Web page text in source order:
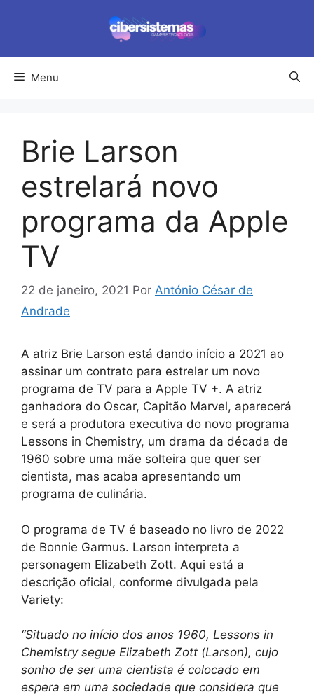
conteúdo
Menu
Brie Larson
estrelará novo
programa da Apple
TV
22 de janeiro, 2021 Por António César de
Andrade
A atriz Brie Larson está dando início a 2021 ao
assinar um contrato para estrelar um novo
programa de TV para a Apple TV +. A atriz
ganhadora do Oscar, Capitão Marvel, aparecerá
e será a produtora executiva do novo programa
Lessons in Chemistry, um drama da década de
1960 sobre uma mãe solteira que quer ser
cientista, mas acaba apresentando um
programa de culinária.
O programa de TV é baseado no livro de 2022
de Bonnie Garmus. Larson interpreta a
personagem Elizabeth Zott. Aqui está a
descrição oficial, conforme divulgada pela
Variety:
“Situado no início dos anos 1960, Lessons in
Chemistry segue Elizabeth Zott (Larson), cujo
sonho de ser uma cientista é colocado em
espera em uma sociedade que considera que